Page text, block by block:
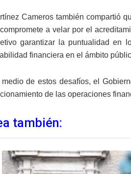
Cameros también compartió
a velar por el
garantizar la puntualidad en
financiera en el ámbito
medio de estos desafíos, el
de las operaciones
también: